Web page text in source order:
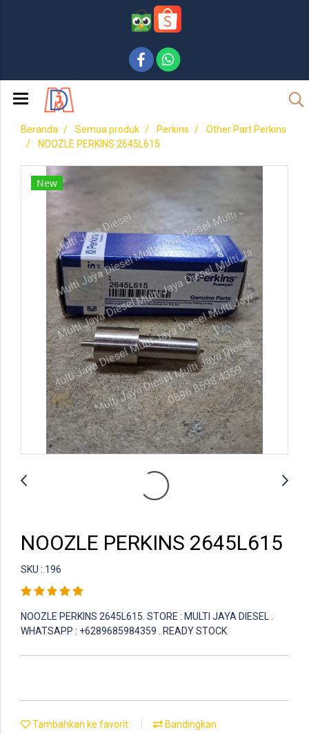
Beranda Semua produk Perkins
Other Part Perkins
NOOZLE PERKINS 2645L615
New
NOOZLE PERKINS 2645L615
SKU : 196
NOOZLE PERKINS 2645L615. STORE : MULTI JAYA DIESEL .
WHATSAPP : +6289685984359 . READY STOCK
Tambahkan ke favorit Bandingkan